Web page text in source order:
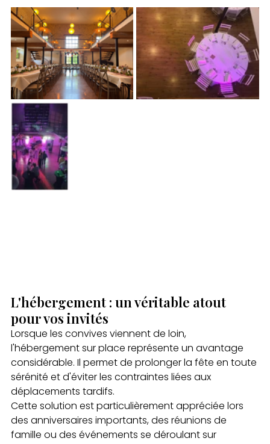
L'hébergement : un véritable atout
pour vos invités
Lorsque les convives viennent de loin,
l'hébergement sur place représente un avantage
considérable. Il permet de prolonger la fête en toute
sérénité et d'éviter les contraintes liées aux
déplacements tardifs.
Cette solution est particulièrement appréciée lors
des anniversaires importants, des réunions de
famille ou des événements se déroulant sur